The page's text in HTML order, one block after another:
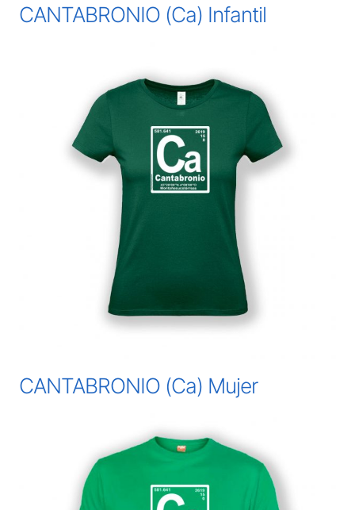
CANTABRONIO (Ca) Infantil
CANTABRONIO (Ca) Mujer